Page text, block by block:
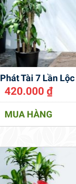
Tài 7 Lần Lộc
420.000 ₫
MUA HÀNG